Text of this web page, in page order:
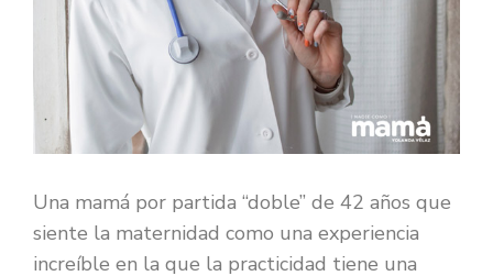
Una mamá por partida “doble” de 42 años que
siente la maternidad como una experiencia
increíble en la que la practicidad tiene una